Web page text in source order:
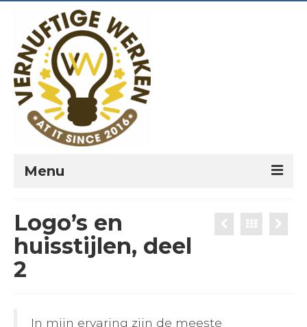
Menu
PREKEN
BLOGS
Logo’s en
huisstijlen, deel
2
In mijn ervaring zijn de meeste